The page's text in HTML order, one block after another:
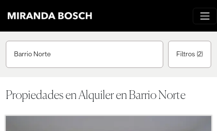
Barrio Norte Filtros (2)
Propiedades en Alquiler en Barrio Norte